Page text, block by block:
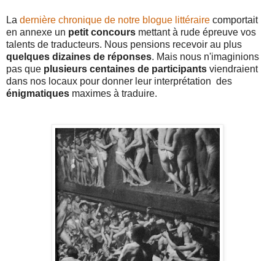
La dernière chronique de notre blogue littéraire comportait
en annexe un petit concours mettant à rude épreuve vos
talents de traducteurs. Nous pensions recevoir au plus
quelques dizaines de réponses. Mais nous n'imaginions
pas que plusieurs centaines de participants viendraient
dans nos locaux pour donner leur interprétation des
énigmatiques maximes à traduire.